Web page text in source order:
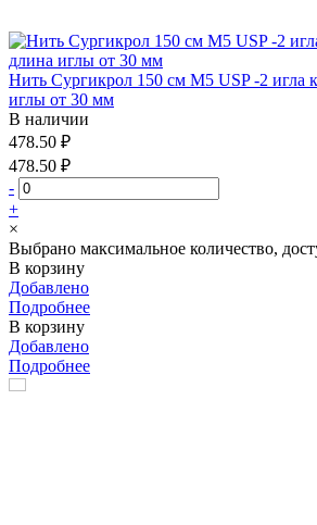
Нить Сургикрол 150 см М5 USP -2 игла
иглы от 30 мм
В наличии
478.50 ₽
478.50 ₽
-
+
×
Выбрано максимальное количество,
В корзину
Добавлено
Подробнее
В корзину
Добавлено
Подробнее